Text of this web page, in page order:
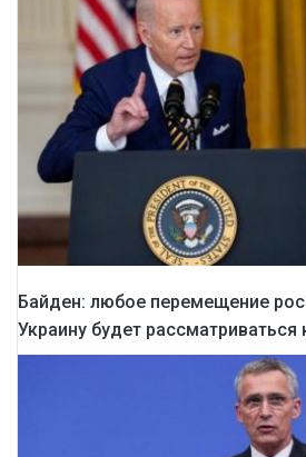
Байден: любое перемещение
Украину будет